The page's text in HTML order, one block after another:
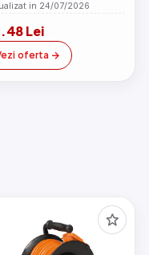
in 24/07/2026
Lei
oferta